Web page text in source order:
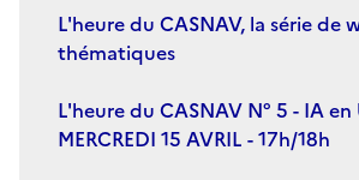
L'heure du CASNAV, la série de
thématiques
L'heure du CASNAV N° 5 - IA en
MERCREDI 15 AVRIL - 17h/18h